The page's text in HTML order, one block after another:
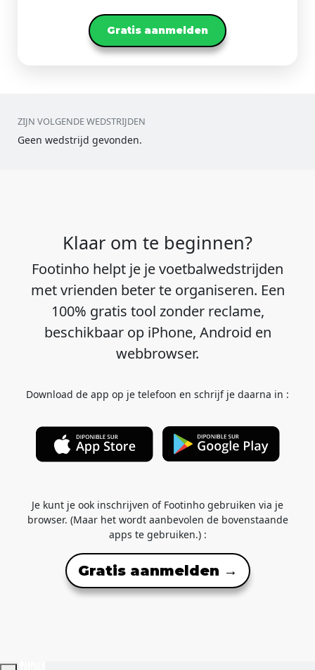
Gratis aanmelden
ZIJN VOLGENDE WEDSTRIJDEN
Geen wedstrijd gevonden.
Klaar om te beginnen?
Footinho helpt je je voetbalwedstrijden
met vrienden beter te organiseren. Een
100% gratis tool zonder reclame,
beschikbaar op iPhone, Android en
webbrowser.
Download de app op je telefoon en schrijf je daarna in :
Je kunt je ook inschrijven of Footinho gebruiken via je
browser. (Maar het wordt aanbevolen de bovenstaande
apps te gebruiken.) :
Gratis aanmelden →